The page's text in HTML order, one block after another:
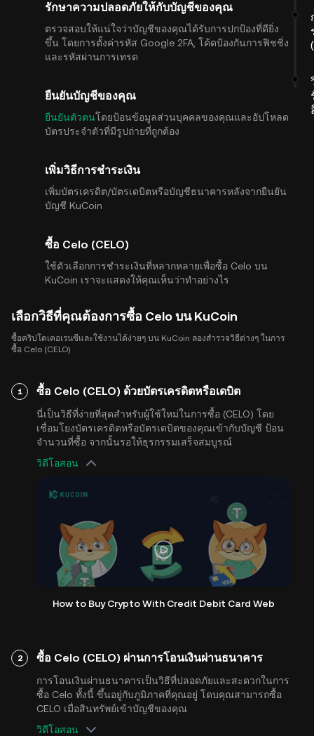
รักษาความปลอดภัยให้กับบัญชีของคุณ
ตรวจสอบให้แน่ใจว่าบัญชีของคุณได้รับการปกป้องที่ดียิ่ง
ขึ้น โดยการตั้งค่ารหัส Google 2FA, โค้ดป้องกันการฟิชชิ่ง
และรหัสผ่านการเทรด
ยืนยันบัญชีของคุณ
ยืนยันตัวตนโดยป้อนข้อมูลส่วนบุคคลของคุณและอัปโหลด
บัตรประจำตัวที่มีรูปถ่ายที่ถูกต้อง
เพิ่มวิธีการชำระเงิน
เพิ่มบัตรเครดิต/บัตรเดบิตหรือบัญชีธนาคารหลังจากยืนยัน
บัญชี KuCoin
ซื้อ Celo (CELO)
ใช้ตัวเลือกการชำระเงินที่หลากหลายเพื่อซื้อ Celo บน
KuCoin เราจะแสดงให้คุณเห็นว่าทำอย่างไร
เลือกวิธีที่คุณต้องการซื้อ Celo บน KuCoin
ซื้อคริปโตเคอเรนซีและใช้งานได้ง่ายๆ บน KuCoin ลองสำรวจวิธีต่างๆ ในการ
ซื้อ Celo (CELO)
1 ซื้อ Celo (CELO) ด้วยบัตรเครดิตหรือเดบิต
นี่เป็นวิธีที่ง่ายที่สุดสำหรับผู้ใช้ใหม่ในการซื้อ (CELO) โดย
เชื่อมโยงบัตรเครดิตหรือบัตรเดบิตของคุณเข้ากับบัญชี ป้อน
จำนวนที่ซื้อ จากนั้นรอให้ธุรกรรมเสร็จสมบูรณ์
วิดีโอสอน
How to Buy Crypto With Credit Debit Card Web
2 ซื้อ Celo (CELO) ผ่านการโอนเงินผ่านธนาคาร
การโอนเงินผ่านธนาคารเป็นวิธีที่ปลอดภัยและสะดวกในการ
ซื้อ Celo ทั้งนี้ ขึ้นอยู่กับภูมิภาคที่คุณอยู่ โดบคุณสามารถซื้อ
CELO เมื่อสินทรัพย์เข้าบัญชีของคุณ
วิดีโอสอน